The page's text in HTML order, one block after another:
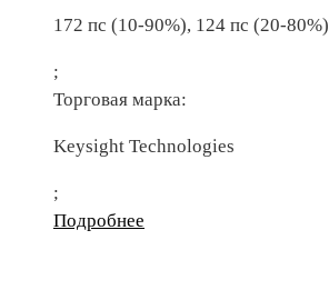
172 пс (10-90%), 124 пс (20-80%)
;
Торговая марка:
Keysight Technologies
;
Подробнее